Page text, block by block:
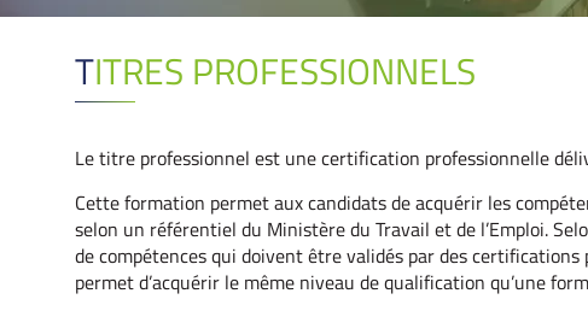
TITRES PROFESSIONNELS
Le titre professionnel est une certification professionnelle
Cette formation permet aux candidats de acquérir les
selon un référentiel du Ministère du Travail et de l’Emploi.
de compétences qui doivent être validés par des
permet d’acquérir le même niveau de qualification qu’une